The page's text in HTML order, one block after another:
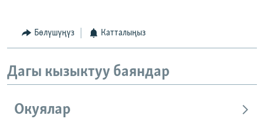
Бөлүшүңүз Катталыңыз
Дагы кызыктуу баяндар
Окуялар